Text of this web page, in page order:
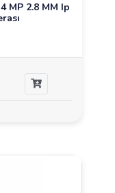
MP 2.8 MM Ip